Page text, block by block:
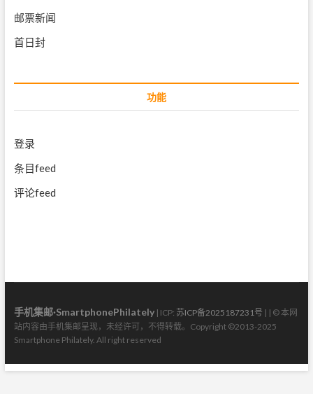
邮票新闻
首日封
功能
登录
条目feed
评论feed
手机集邮·SmartphonePhilately| ICP: 苏ICP备2025187231号 | | © 本网
站内容由手机集邮呈现，未经许可，不得转载。Copyright ©2013-2025
Smartphone Philately. All right reserved